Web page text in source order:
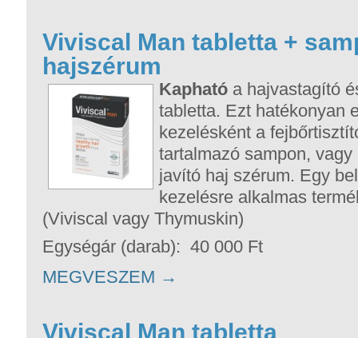
Viviscal Man tabletta +
hajszérum
Kapható a hajvastagító
tabletta. Ezt hatékonyan
kezelésként a
tartalmazó sampon,
javító haj szérum. Egy
kezelésre alkalmas
(Viviscal vagy Thymuskin)
Egységár (darab): 40 000 Ft
MEGVESZEM →
Viviscal Man tabletta